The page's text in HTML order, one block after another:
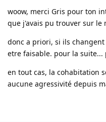
woow, merci Gris pour ton
que j'avais pu trouver sur
donc a priori, si ils
etre faisable. pour la suite...
en tout cas, la cohabitation
aucune agressivité depuis